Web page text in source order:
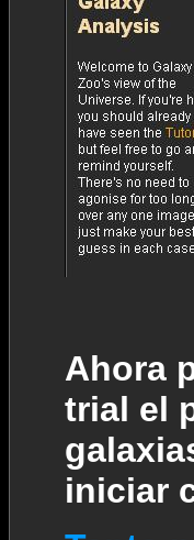
Ahora
trial el
iniciar